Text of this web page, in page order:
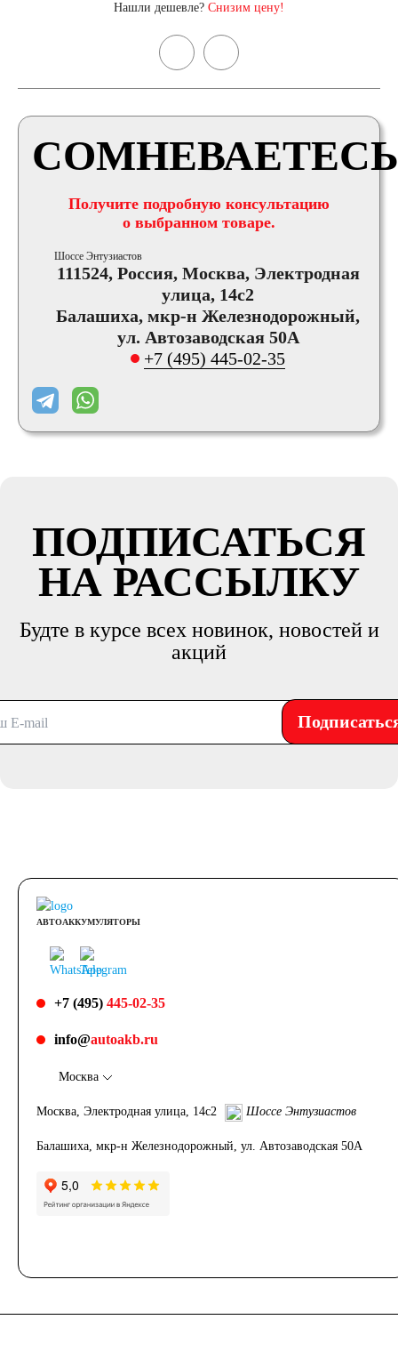
Нашли дешевле? Снизим цену!
Получите подробную консультацию
о выбранном товаре.
Шоссе Энтузиастов
111524, Россия, Москва, Электродная
улица, 14с2
Балашиха, мкр-н Железнодорожный,
ул. Автозаводская 50А
+7 (495) 445-02-35
ПОДПИСАТЬСЯ
НА РАССЫЛКУ
Будте в курсе всех новинок, новостей и
акций
АВТОАККУМУЛЯТОРЫ
+7 (495) 445-02-35
info@autoakb.ru
Москва
Москва, Электродная улица, 14с2 Шоссе Энтузиастов
Балашиха, мкр-н Железнодорожный, ул. Автозаводская 50А